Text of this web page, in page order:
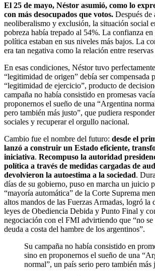
El 25 de mayo, Néstor asumió, como lo
con más desocupados que votos. Después de
neoliberalismo y exclusión, la situación social
pobreza había trepado al 54%. La confianza
política estaban en sus niveles más bajos. La
era tan negativa como la relación entre
En esas condiciones, Néstor tuvo
“legitimidad de origen” debía ser compensada
“legitimidad de ejercicio”, producto de
campaña no había consistido en promesas
proponernos el sueño de una “Argentina
pero también más justo”, que pudiera
sociales y recuperar el orgullo nacional.
Cambio fue el nombre del futuro: desde el
lanzó a construir un Estado eficiente,
iniciativa. Recompuso la autoridad
política a través de medidas cargadas de
devolvieron la autoestima a la sociedad.
días de su gobierno, puso en marcha un juicio
“mayoría automática” de la Corte Suprema
altos mandos de las Fuerzas Armadas, logró la
leyes de Obediencia Debida y Punto Final y
negociación con el FMI advirtiendo que “no
deuda a costa del hambre de los argentinos”.
Su campaña no había consistido en
sino en proponernos el sueño de una
normal”, un país serio pero también más